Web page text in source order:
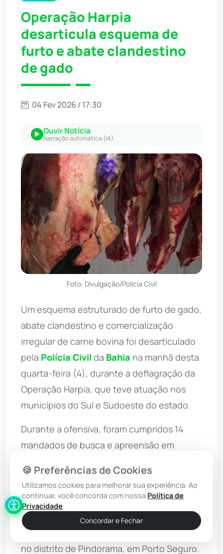
Operação Harpia
desarticula esquema de
furto e abate clandestino
de gado
04 Fev 2026 / 17:30
Ouvir Notícia
Narração automática (IA)
Foto: Divulgação/Polícia Civil
Um esquema estruturado de furto de gado,
abate clandestino e comercialização
irregular de carne bovina foi desarticulado
pela Polícia Civil da Bahia na manhã desta
quarta-feira (4), durante a deflagração da
Operação Harpia, que teve atuação nos
municípios do Sul e Sudoeste do estado.
Durante a ofensiva, foram cumpridos 14
mandados de busca e apreensão em
açougues, sendo dois no município de Pau
Brasile 12 em Porto Seguro.
Seis pessoas foram presas em suas
residências nos bairros Cambolo, Baianão e
no distrito de Pindorama, em Porto Seguro.
🍪 Preferências de Cookies
Utilizamos cookies para melhorar sua experiência. Ao
continuar, você concorda com nossa Política de
Privacidade.
Concordar e Fechar